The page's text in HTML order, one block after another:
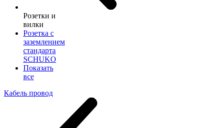
Розетки и
вилки
Розетка с
заземлением
стандарта
SCHUKO
Показать
все
Кабель провод